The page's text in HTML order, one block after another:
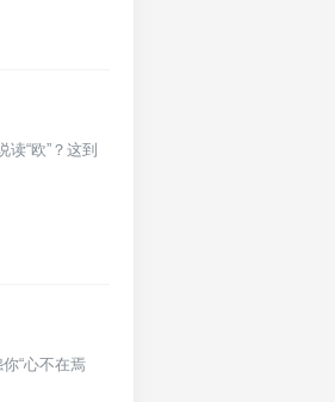
“欧”？这到
“心不在焉